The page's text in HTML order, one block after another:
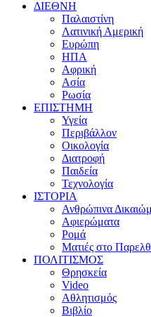
ΔΙΕΘΝΗ
Παλαιστίνη
Λατινική Αμερική
Ευρώπη
ΗΠΑ
Αφρική
Ασία
Ρωσία
ΕΠΙΣΤΗΜΗ
Υγεία
Περιβάλλον
Οικολογία
Διατροφή
Παιδεία
Τεχνολογία
ΙΣΤΟΡΙΑ
Ανθρώπινα
Αφιερώματα
Ρομά
Ματιές στο
ΠΟΛΙΤΙΣΜΟΣ
Θρησκεία
Video
Αθλητισμός
Βιβλίο